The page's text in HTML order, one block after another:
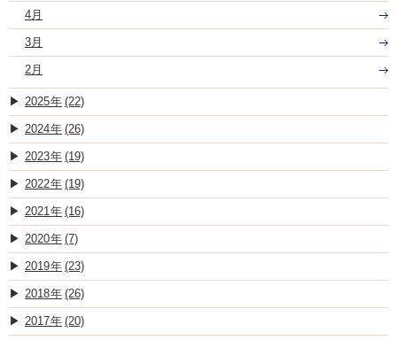
4月
3月
2月
2025 (22)
2024 (26)
2023 (19)
2022 (19)
2021 (16)
2020 (7)
2019 (23)
2018 (26)
2017 (20)